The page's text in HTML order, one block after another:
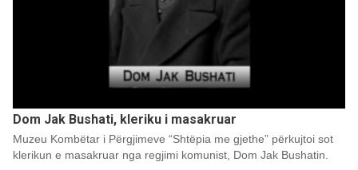
Dom Jak Bushati, kleriku i masakruar
Muzeu Kombëtar i Përgjimeve “Shtëpia me gjethe” përkujtoi sot
klerikun e masakruar nga regjimi komunist, Dom Jak Bushatin.